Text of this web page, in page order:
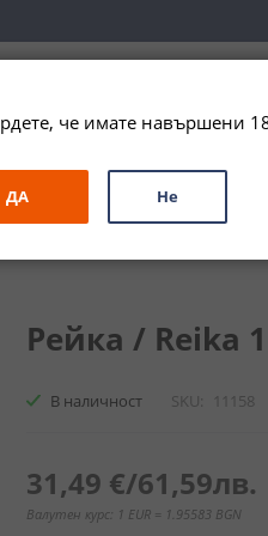
ЗА ПОДАРЪК ПРОМО
Рейка / Reika
В наличност SKU 11158
31,49 €/61,59лв.
Валутен курс: 1 EUR = 1.95583 BGN
че имате навършени
ДА Не